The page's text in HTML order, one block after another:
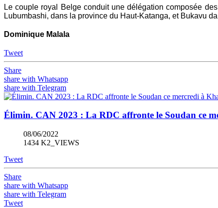
Le couple royal Belge conduit une délégation composée
Lubumbashi, dans la province du Haut-Katanga, et Bukavu
Dominique Malala
Tweet
Share
share with Whatsapp
share with Telegram
Élimin. CAN 2023 : La RDC affronte le Soudan ce
08/06/2022
1434 K2_VIEWS
Tweet
Share
share with Whatsapp
share with Telegram
Tweet